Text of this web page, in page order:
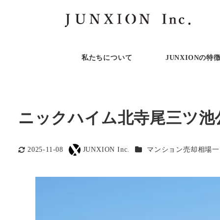
私たちについて JUNXIONの特
ニックハイム北寺尾三ツ
更新日
2025-11-08
著
JUNXION Inc. カテゴリー
マンション売却相場